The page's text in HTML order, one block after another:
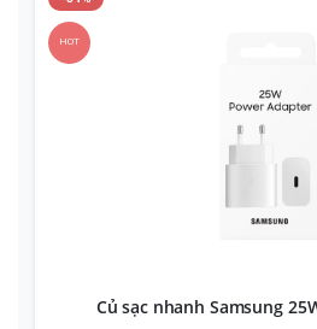
HOT
Củ sạc nhanh Samsung